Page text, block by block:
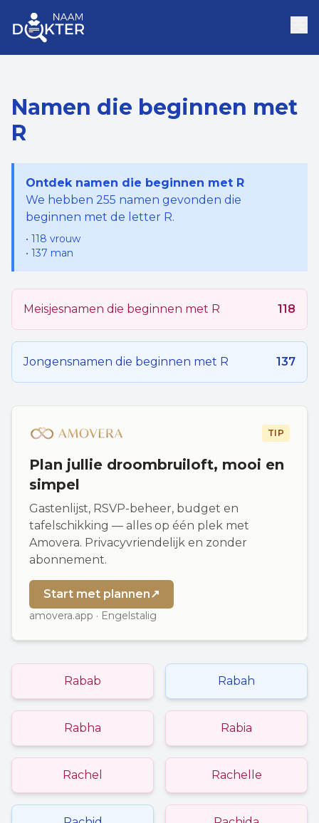
Namen die beginnen met
R
Ontdek namen die beginnen met R
We hebben 255 namen gevonden die
beginnen met de letter R.
• 118 vrouw
• 137 man
Meisjesnamen die beginnen met R 118
Jongensnamen die beginnen met R 137
TIP
Plan jullie droombruiloft, mooi en
simpel
Gastenlijst, RSVP-beheer, budget en
tafelschikking — alles op één plek met
Amovera. Privacyvriendelijk en zonder
abonnement.
Start met plannen↗
amovera.app · Engelstalig
Rabab Rabah
Rabha Rabia
Rachel Rachelle